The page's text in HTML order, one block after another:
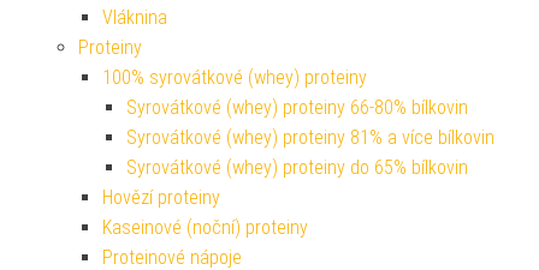
Vláknina
Proteiny
100% syrovátkové (whey) proteiny
Syrovátkové (whey) proteiny 66-80% bílkovin
Syrovátkové (whey) proteiny 81% a více bílkovin
Syrovátkové (whey) proteiny do 65% bílkovin
Hovězí proteiny
Kaseinové (noční) proteiny
Proteinové nápoje